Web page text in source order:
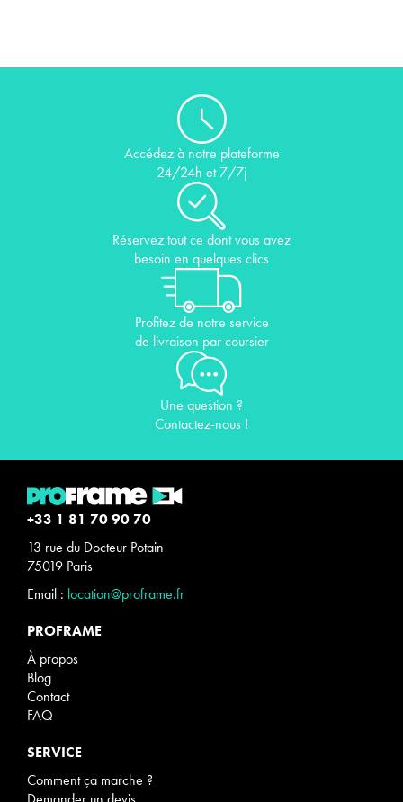
Accédez à notre plateforme
24/24h et 7/7j
Réservez tout ce dont vous avez
besoin en quelques clics
Profitez de notre service
de livraison par coursier
Une question ?
Contactez-nous !
+33 1 81 70 90 70
13 rue du Docteur Potain
75019 Paris
Email : location@proframe.fr
PROFRAME
À propos
Blog
Contact
FAQ
SERVICE
Comment ça marche ?